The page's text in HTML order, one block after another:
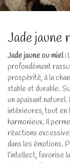
Jade jaune
Jade jaune ou miel:
profondément
prospérité, à la
stable et durable.
un apaisant naturel.
intérieures, tout en
harmonieux. Il
réactions
dans les émotions.
l’intellect, favorise